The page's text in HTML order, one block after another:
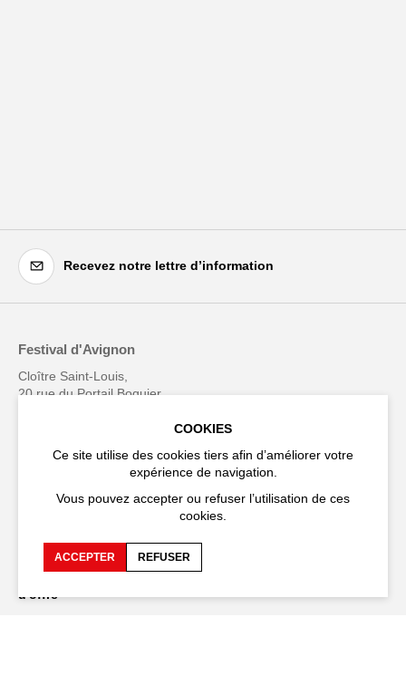
Recevez notre lettre d’information
Festival d'Avignon
Cloître Saint-Louis,
20 rue du Portail Boquier,
+33 (0)4 90 27 66 50
Accessibilité
d'offre
COOKIES
Ce site utilise des cookies tiers afin d’améliorer votre
expérience de navigation.
Vous pouvez accepter ou refuser l’utilisation de ces
cookies.
ACCEPTER REFUSER